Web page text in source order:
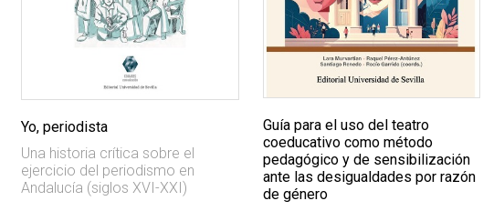
Yo, periodista
Una historia crítica sobre el
ejercicio del periodismo en
Andalucía (siglos XVI-XXI)
Guía para el uso del teatro
coeducativo como método
pedagógico y de sensibilización
ante las desigualdades por razón
de género